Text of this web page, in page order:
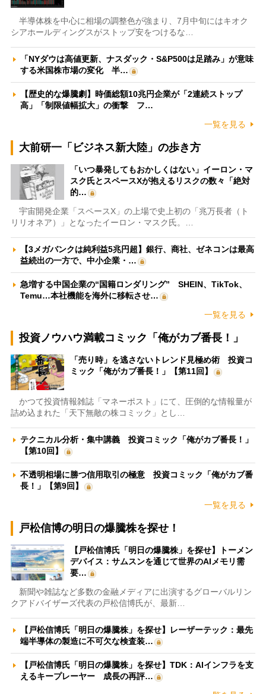
半導体株を中心に相場の調整色が強まり、7月中旬にはキオク
シアホールディングスがストップ安をつけるな…
「NYダウは高値更新、ナスダック・S&P500は足踏み」が意味
する米国株市場の変化 半…
【歴史的な爆騰劇】時価総額10兆円企業が「2連続ストップ
高」「制限値幅拡大」の衝撃 フ…
一覧を見る
大前研一「ビジネス新大陸」の歩き方
「いつ暴発してもおかしくはない」イーロン・マ
スク氏とスペースXが抱えるリスクの数々「絶対
的…
宇宙開発企業「スペースX」の上場で史上初の「兆万長者（ト
リリオネア）」となったイーロン・マスク氏。…
【3メガバンクは純利益5兆円超】銀行、商社、ゼネコンは最高
益続出の一方で、中小企業・…
急増する中国企業の“国籍ロンダリング” SHEIN、TikTok、
Temu…本社機能を海外に移転させ…
一覧を見る
投資ノウハウ満載コミック「俺がカブ番長！」
「売り時」を逃さないトレンド見極め術 投資コ
ミック「俺がカブ番長！」【第11回】
かつて投資情報雑誌「マネーポスト」にて、圧倒的な情報量が
詰め込まれた「天下無敵の株コミック」とし…
テクニカル分析・集中講義 投資コミック「俺がカブ番長！」
【第10回】
不透明相場に勝つ信用取引の極意 投資コミック「俺がカブ番
長！」【第9回】
一覧を見る
戸松信博の明日の爆騰株を探せ！
【戸松信博氏「明日の爆騰株」を探せ】トーメン
デバイス：サムスンを通じて世界のAIメモリ需
要…
新聞や雑誌など多数の金融メディアに出演するグローバルリン
クアドバイザーズ代表の戸松信博氏が、最新…
【戸松信博氏「明日の爆騰株」を探せ】レーザーテック：最先
端半導体の製造に不可欠な検査装…
【戸松信博氏「明日の爆騰株」を探せ】TDK：AIインフラを支
えるキープレーヤー 成長の再評…